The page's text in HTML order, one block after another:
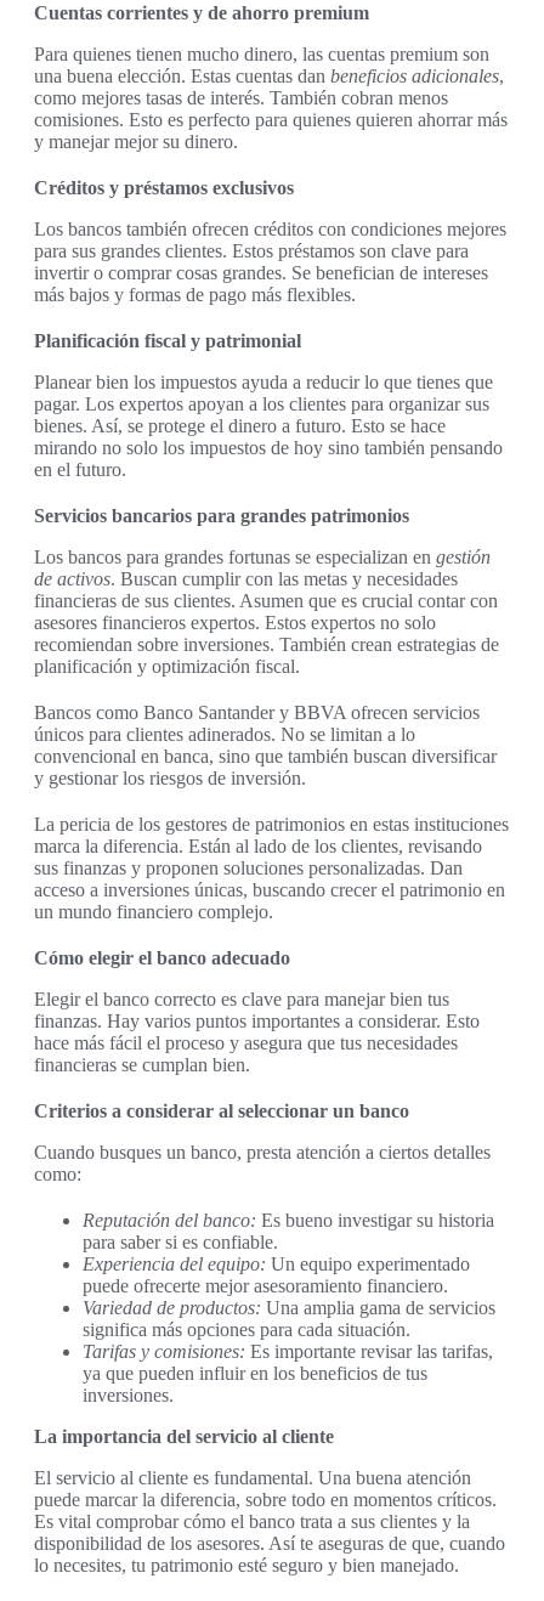
Cuentas corrientes y de ahorro premium
Para quienes tienen mucho dinero, las cuentas premium son
una buena elección. Estas cuentas dan beneficios adicionales,
como mejores tasas de interés. También cobran menos
comisiones. Esto es perfecto para quienes quieren ahorrar más
y manejar mejor su dinero.
Créditos y préstamos exclusivos
Los bancos también ofrecen créditos con condiciones mejores
para sus grandes clientes. Estos préstamos son clave para
invertir o comprar cosas grandes. Se benefician de intereses
más bajos y formas de pago más flexibles.
Planificación fiscal y patrimonial
Planear bien los impuestos ayuda a reducir lo que tienes que
pagar. Los expertos apoyan a los clientes para organizar sus
bienes. Así, se protege el dinero a futuro. Esto se hace
mirando no solo los impuestos de hoy sino también pensando
en el futuro.
Servicios bancarios para grandes patrimonios
Los bancos para grandes fortunas se especializan en gestión
de activos. Buscan cumplir con las metas y necesidades
financieras de sus clientes. Asumen que es crucial contar con
asesores financieros expertos. Estos expertos no solo
recomiendan sobre inversiones. También crean estrategias de
planificación y optimización fiscal.
Bancos como Banco Santander y BBVA ofrecen servicios
únicos para clientes adinerados. No se limitan a lo
convencional en banca, sino que también buscan diversificar
y gestionar los riesgos de inversión.
La pericia de los gestores de patrimonios en estas instituciones
marca la diferencia. Están al lado de los clientes, revisando
sus finanzas y proponen soluciones personalizadas. Dan
acceso a inversiones únicas, buscando crecer el patrimonio en
un mundo financiero complejo.
Cómo elegir el banco adecuado
Elegir el banco correcto es clave para manejar bien tus
finanzas. Hay varios puntos importantes a considerar. Esto
hace más fácil el proceso y asegura que tus necesidades
financieras se cumplan bien.
Criterios a considerar al seleccionar un banco
Cuando busques un banco, presta atención a ciertos detalles
como:
Reputación del banco: Es bueno investigar su historia
para saber si es confiable.
Experiencia del equipo: Un equipo experimentado
puede ofrecerte mejor asesoramiento financiero.
Variedad de productos: Una amplia gama de servicios
significa más opciones para cada situación.
Tarifas y comisiones: Es importante revisar las tarifas,
ya que pueden influir en los beneficios de tus
inversiones.
La importancia del servicio al cliente
El servicio al cliente es fundamental. Una buena atención
puede marcar la diferencia, sobre todo en momentos críticos.
Es vital comprobar cómo el banco trata a sus clientes y la
disponibilidad de los asesores. Así te aseguras de que, cuando
lo necesites, tu patrimonio esté seguro y bien manejado.